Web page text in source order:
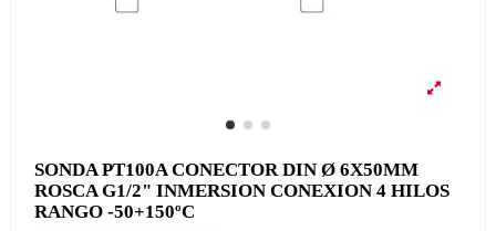
SONDA PT100A CONECTOR DIN Ø 6X50MM
ROSCA G1/2" INMERSION CONEXION 4 HILOS
RANGO -50+150ºC